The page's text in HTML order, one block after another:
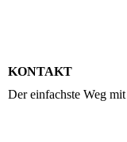
KONTAKT
Der einfachste Weg